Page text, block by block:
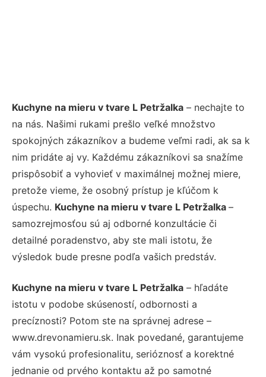
Kuchyne na mieru v tvare L Petržalka – nechajte to
na nás. Našimi rukami prešlo veľké množstvo
spokojných zákazníkov a budeme veľmi radi, ak sa k
nim pridáte aj vy. Každému zákazníkovi sa snažíme
prispôsobiť a vyhovieť v maximálnej možnej miere,
pretože vieme, že osobný prístup je kľúčom k
úspechu. Kuchyne na mieru v tvare L Petržalka –
samozrejmosťou sú aj odborné konzultácie či
detailné poradenstvo, aby ste mali istotu, že
výsledok bude presne podľa vašich predstáv.
Kuchyne na mieru v tvare L Petržalka – hľadáte
istotu v podobe skúseností, odbornosti a
precíznosti? Potom ste na správnej adrese –
www.drevonamieru.sk. Inak povedané, garantujeme
vám vysokú profesionalitu, serióznosť a korektné
jednanie od prvého kontaktu až po samotné